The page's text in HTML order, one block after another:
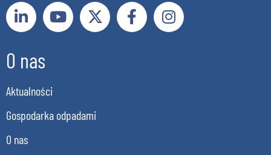
O nas
Aktualności
Gospodarka odpadami
O nas